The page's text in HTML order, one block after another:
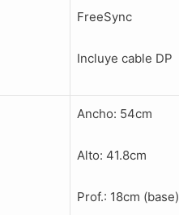
FreeSync
Incluye cable DP
Ancho: 54cm
Alto: 41.8cm
Prof.: 18cm (base)